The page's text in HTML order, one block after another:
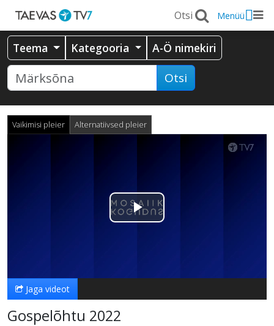
Menüü
Teema Kategooria A-Ö nimekiri
Otsi
Vaikimisi pleier Alternatiivsed pleier
Esita
Jaga videot
Gospelõhtu 2022